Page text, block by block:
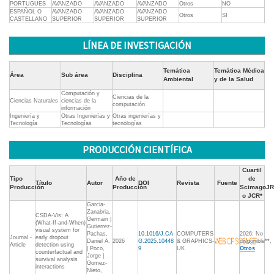
PORTUGUES
AVANZADO AVANZADO AVANZADO Otros
NO
ESPAÑOL O
CASTELLANO
AVANZADO
SUPERIOR
AVANZADO
SUPERIOR
AVANZADO
SUPERIOR
Otros SI
LÍNEA DE INVESTIGACIÓN
Área Sub área Disciplina
Temática
Ambiental
Temática Médica
y de la Salud
Ciencias Naturales
Computación y
ciencias de la
información
Ciencias de la
computación
Ingeniería y
Tecnología
Otras Ingenierías y
Tecnologías
Otras ingenierías y
tecnologías
PRODUCCIÓN CIENTÍFICA
Tipo
Producción
Título Autor
Año de
Producción
DOI Revista Fuente
Cuartil
de
ScimagoJR
o JCR*
Journal -
Article
CSDA-Vis: A
(What-If-and-When)
visual system for
early dropout
detection using
counterfactual and
survival analysis
interactions
Garcia-
Zanabria,
Germain |
Gutierrez-
Pachas,
Daniel A.
| Poco,
Jorge |
Gomez-
Nieto,
2026
10.1016/J.CA
G.2025.10448
9
COMPUTERS
& GRAPHICS-
UK
2026: No
disponible**,
Otros